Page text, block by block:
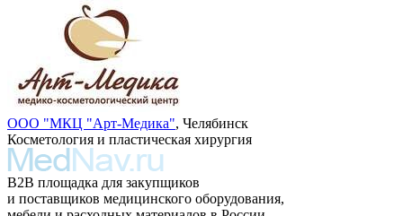
ООО "МКЦ "Арт-Медика", Челябинск
Косметология и пластическая хирургия
B2B площадка для закупщиков
и поставщиков медицинского оборудования,